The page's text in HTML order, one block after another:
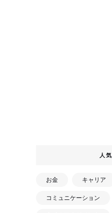
人
お金 キャリア
コミュニケーション